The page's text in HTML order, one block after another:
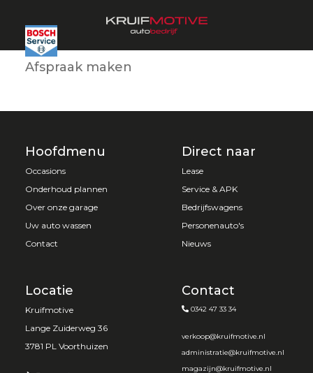
Afspraak maken
Hoofdmenu
Occasions
Onderhoud plannen
Over onze garage
Uw auto wassen
Contact
Direct naar
Lease
Service & APK
Bedrijfswagens
Personenauto's
Nieuws
Locatie
Kruifmotive
Lange Zuiderweg 36
3781 PL Voorthuizen
Contact
0342 47 33 34
verkoop@kruifmotive.nl
administratie@kruifmotive.nl
magazijn@kruifmotive.nl